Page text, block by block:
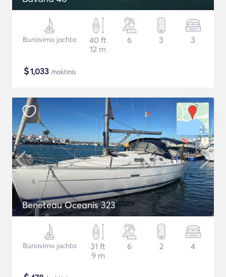
Buriavimo jachta
40 ft
12 m
6 3 3
$1,033 /naktinis
Beneteau Oceanis 323
Buriavimo jachta
31 ft
9 m
6 2 4